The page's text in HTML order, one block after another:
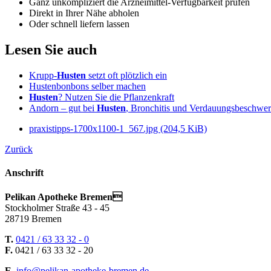
Ganz unkompliziert die Arzneimittel-Verfügbarkeit prüfen
Direkt in Ihrer Nähe abholen
Oder schnell liefern lassen
Lesen Sie auch
Krupp-Husten setzt oft plötzlich ein
Hustenbonbons selber machen
Husten? Nutzen Sie die Pflanzenkraft
Andorn – gut bei Husten, Bronchitis und
praxistipps-1700x1100-1_567.jpg (204,5 KiB)
Zurück
Anschrift
Pelikan Apotheke Bremen
Stockholmer Straße 43 - 45
28719 Bremen
T. 0421 / 63 33 32 - 0
F. 0421 / 63 33 32 - 20